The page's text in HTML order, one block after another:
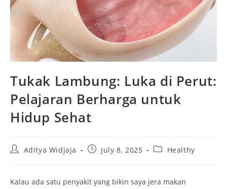
Tukak Lambung: Luka di Perut:
Pelajaran Berharga untuk
Hidup Sehat
PostAditya Widjaja
PostJuly 8, 2025
PostHealthy
Kalau ada satu penyakit yang bikin saya jera makan